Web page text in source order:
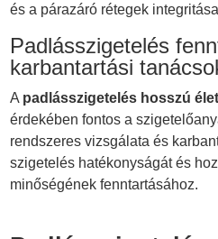
és a párazáró rétegek
Padlásszigetelés
karbantartási
A padlásszigetelés hosszú
érdekében fontos a
rendszeres vizsgálata és
szigetelés hatékonyságát és
minőségének fenntartásához.